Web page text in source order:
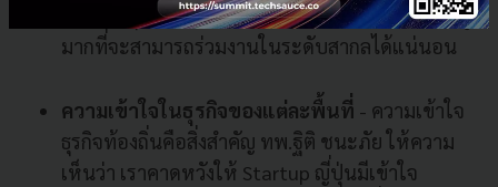
เอาชนะอุปสรรคต่าง ๆ ที่กล่าวข้างต้นได้ก็มีโอกาสสูง
มากที่จะสามารถร่วมงานในระดับสากลได้แน่นอน
ความเข้าใจในธุรกิจของแต่ละพื้นที่ - ความเข้าใจ
ธุรกิจท้องถิ่นคือสิ่งสำคัญ ทพ.ฐิติ ชนะภัย ให้ความ
เห็นว่า เราคาดหวังให้ Startup ญี่ปุ่นมีเข้าใจ